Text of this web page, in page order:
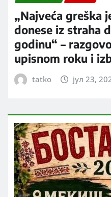
„Najveća greška
donese iz straha
godinu“ –
upisnom roku i
tatko јул 23,